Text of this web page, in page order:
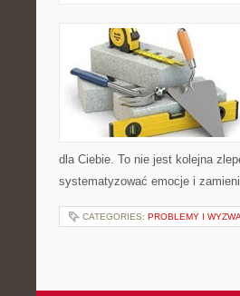
dla Ciebie. To nie jest kolejna
systematyzować emocje i
CATEGORIES: PROBLEMY I